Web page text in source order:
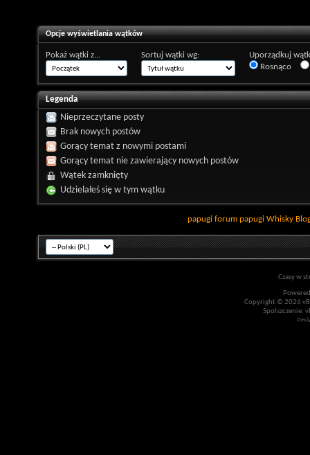
Opcje wyświetlania wątków
Pokaż wątki z... Sortuj wątki wg:
Uporządkuj
Rosnąco
Legenda
Nieprzeczytane posty
Brak nowych postów
Gorący temat z nowymi postami
Gorący temat nie zawierający nowych postów
Wątek zamknięty
Udzielałeś się w tym wątku
papugi forum papugi Whisky
Czasy w
Copyright © 2026
Spolszczenie: